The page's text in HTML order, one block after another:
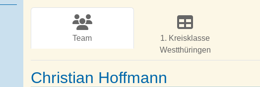
Team
1. Kreisklasse
Westthüringen
Christian Hoffmann